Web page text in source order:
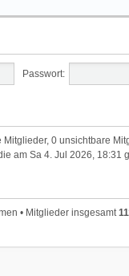
Passwort:
Mitglieder, 0 unsichtbare
am Sa 4. Jul 2026, 18:31
• Mitglieder insgesamt